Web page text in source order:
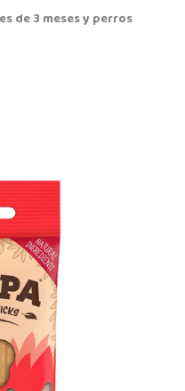
de 3 meses y perros